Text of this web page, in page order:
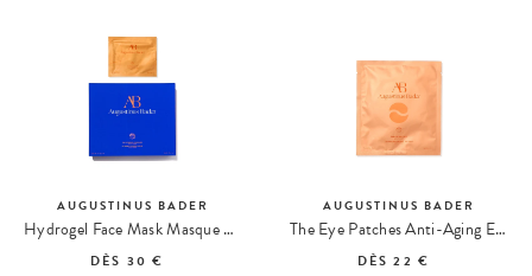
AUGUSTINUS BADER
Hydrogel Face Mask Masque Visage
DÈS 30 €
AUGUSTINUS BADER
The Eye Patches Anti-Aging Eye Care
DÈS22 €